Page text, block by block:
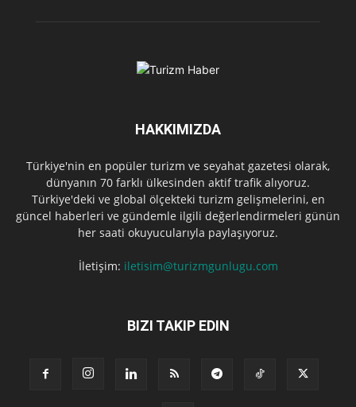
HAKKIMIZDA
Türkiye'nin en popüler turizm ve seyahat gazetesi olarak,
dünyanın 70 farklı ülkesinden aktif trafik alıyoruz.
Türkiye'deki ve global ölçekteki turizm gelişmelerini, en
güncel haberleri ve gündemle ilgili değerlendirmeleri günün
her saati okuyucularıyla paylaşıyoruz.
İletişim: iletisim@turizmgunlugu.com
BIZI TAKIP EDIN